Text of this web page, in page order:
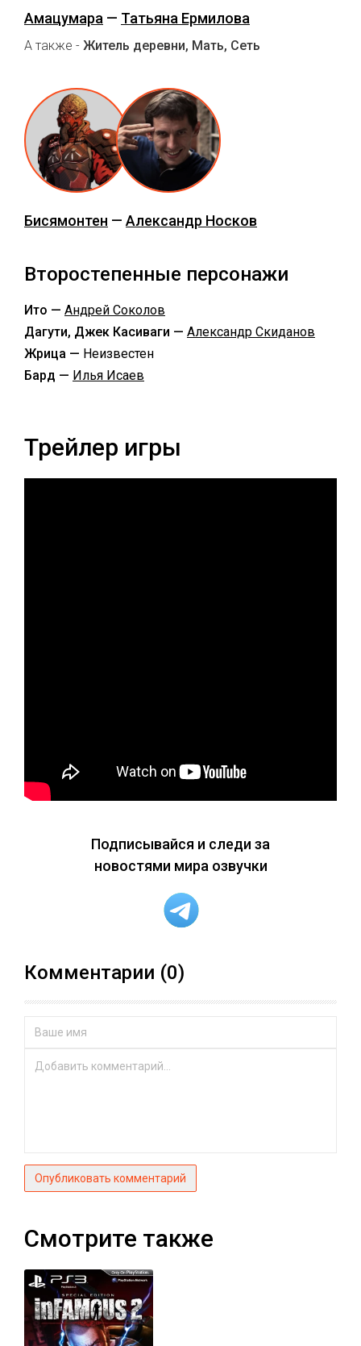
Амацумара — Татьяна Ермилова
А также - Житель деревни, Мать, Сеть
Бисямонтен — Александр Носков
Второстепенные персонажи
Ито — Андрей Соколов
Дагути, Джек Касиваги — Александр Скиданов
Жрица — Неизвестен
Бард — Илья Исаев
Трейлер игры
Подписывайся и следи за
новостями мира озвучки
Комментарии (0)
Опубликовать комментарий
Смотрите также